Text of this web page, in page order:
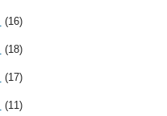
(16)
(18)
(17)
(11)